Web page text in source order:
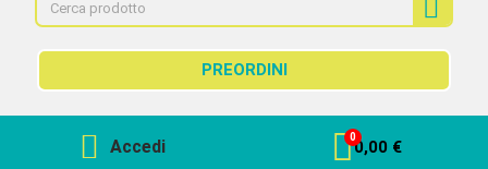
PREORDINI
Accedi 0,00 €